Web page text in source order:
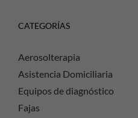
CATEGORÍAS
Aerosolterapia
Asistencia Domiciliaria
Equipos de diagnóstico
Fajas